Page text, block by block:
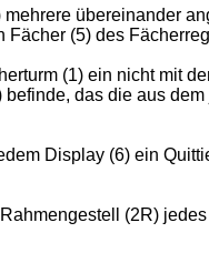
mehrere übereinander
(5) des
(1) ein nicht mit
das die aus
Display (6) ein
(2R)